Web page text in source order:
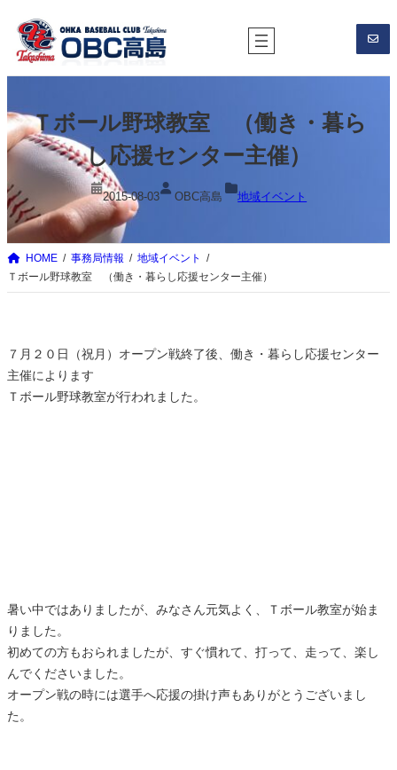
を
ス
ッ
プ
Ｔボール野球教室 （働き・暮ら
し応援センター主催）
2015-08-03 OBC高島 地域イベント
HOME 事務局情報
地域イベント
Ｔボール野球教室 （働き・暮らし応援センター主催）
７月２０日（祝月）オープン戦終了後、働き・暮らし応援センター
主催によります
Ｔボール野球教室が行われました。
暑い中ではありましたが、みなさん元気よく、Ｔボール教室が始ま
りました。
初めての方もおられましたが、すぐ慣れて、打って、走って、楽し
んでくださいました。
オープン戦の時には選手へ応援の掛け声もありがとうございまし
た。